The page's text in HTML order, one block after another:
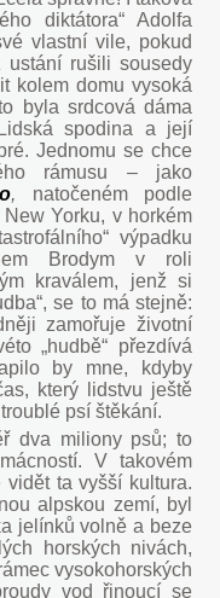
diktátora“ Adolfa
vlastní vile, pokud
rušili sousedy
kolem domu vysoká
byla srdcová dáma
spodina a její
Jednomu se chce
rámusu – jako
, natočeném podle
Yorku, v horkém
výpadku
Brodym v roli
kraválem, jenž si
se to má stejně:
zamořuje životní
„hudbě“ přezdívá
by mne, kdyby
který lidstvu ještě
psí štěkání.
dva miliony psů; to
V takovém
ta vyšší kultura.
alpskou zemí, byl
jelínků volně a beze
horských nivách,
vysokohorských
vod řinoucí se